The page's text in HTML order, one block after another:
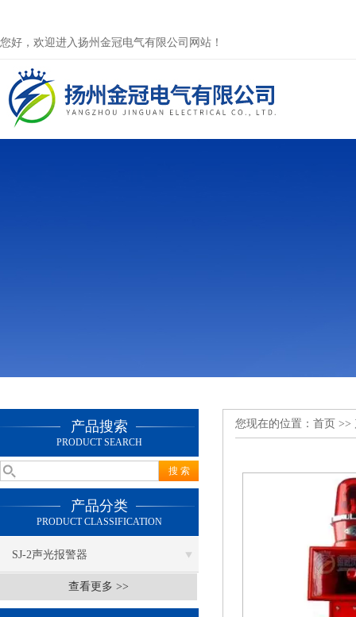
您好，欢迎进入扬州金冠电气有限公司网站！
产品搜索
PRODUCT SEARCH
产品分类
PRODUCT CLASSIFICATION
SJ-2声光报警器
查看更多 >>
您现在的位置： 首页 >>